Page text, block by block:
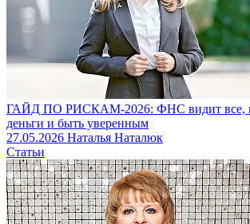
ГАЙД ПО РИСКАМ-2026: ФНС видит все,
деньги и быть уверенным
27.05.2026 Наталья Наталюк
Статьи